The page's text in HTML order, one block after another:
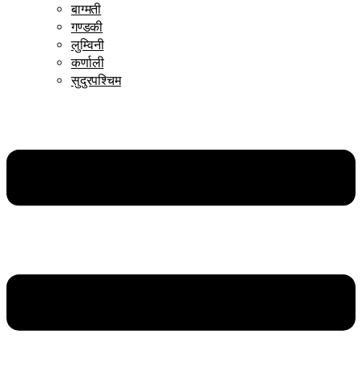
बाग्मती
गण्डकी
लुम्विनी
कर्णाली
सुदुरपश्चिम